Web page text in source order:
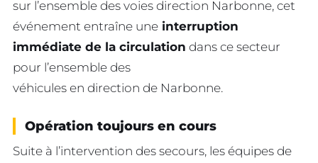
sur l’ensemble des voies direction Narbonne, cet
événement entraîne une interruption
immédiate de la circulation dans ce secteur
pour l’ensemble des
véhicules en direction de Narbonne.
Opération toujours en cours
Suite à l’intervention des secours, les équipes de